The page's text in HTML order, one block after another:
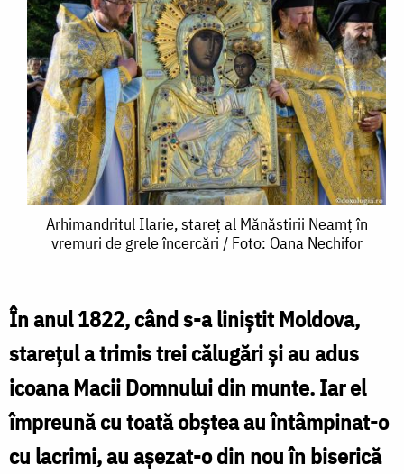
Arhimandritul
Ilarie,
al
Mănăstirii
Neamț
vremuri
Arhimandritul Ilarie, stareț al Mănăstirii Neamț în
vremuri de grele încercări / Foto: Oana Nechifor
În anul 1822, când s-a liniştit Moldova,
stareţul a trimis trei călugări şi au adus
icoana Macii Domnului din munte. Iar el
împreună cu toată obştea au întâmpinat-o
cu lacrimi, au aşezat-o din nou în biserică